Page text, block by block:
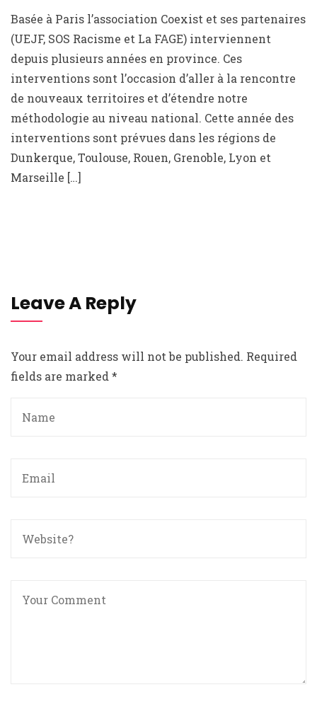
Basée à Paris l’association Coexist et ses partenaires
(UEJF, SOS Racisme et La FAGE) interviennent
depuis plusieurs années en province. Ces
interventions sont l’occasion d’aller à la rencontre
de nouveaux territoires et d’étendre notre
méthodologie au niveau national. Cette année des
interventions sont prévues dans les régions de
Dunkerque, Toulouse, Rouen, Grenoble, Lyon et
Marseille […]
Leave A Reply
Your email address will not be published. Required
fields are marked *